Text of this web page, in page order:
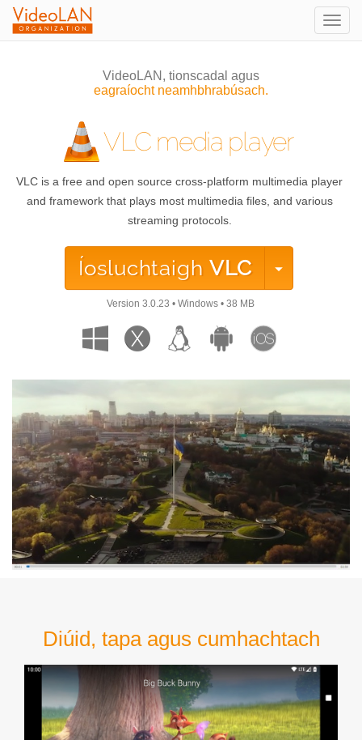
VideoLAN, tionscadal agus
eagraíocht neamhbhrabúsach.
VLC media player
VLC is a free and open source cross-platform multimedia player
and framework that plays most multimedia files, and various
streaming protocols.
ÍosluchtaighVLC
Version 3.0.23 • Windows • 38 MB
Diúid, tapa agus cumhachtach